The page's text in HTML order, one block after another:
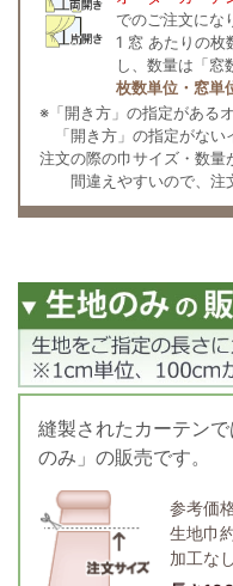
でのご注文にな
1 窓 あたりの枚
し、数量は「窓
枚数単位・窓単
※「開き方」の指定がある
「開き方」の指定がない
注文の際の巾サイズ・数量
間違えやすいので、注文
参考価
生地巾
加工な
縫製されたカーテンで
のみ」の販売です。